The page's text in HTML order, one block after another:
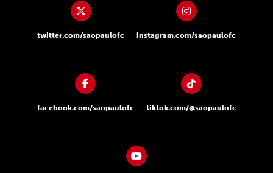
twitter.com/saopaulofc instagram.com/saopaulofc
facebook.com/saopaulofc tiktok.com/@saopaulofc